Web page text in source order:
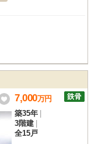
7,000万円
築35年
3階建
全15戸